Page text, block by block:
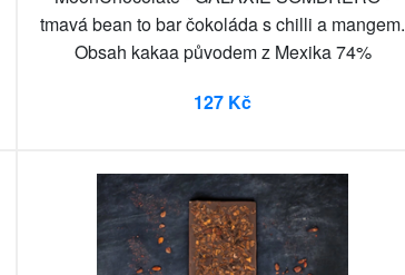
tmavá bean to bar čokoláda s chilli a mangem.
Obsah kakaa původem z Mexika 74%
127 Kč